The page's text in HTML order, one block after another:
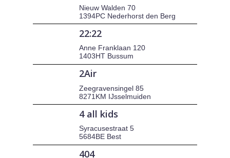
Nieuw Walden 70
1394PC Nederhorst den Berg
22:22
Anne Franklaan 120
1403HT Bussum
2Air
Zeegravensingel 85
8271KM IJsselmuiden
4 all kids
Syracusestraat 5
5684BE Best
404